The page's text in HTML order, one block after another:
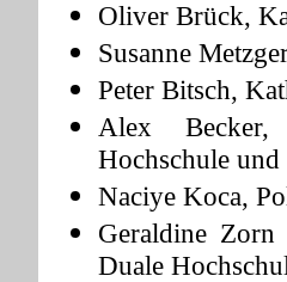
Oliver Brück,
Susanne
Peter Bitsch,
Alex Becker,
Hochschule
Naciye Koca,
Geraldine Zorn
Duale